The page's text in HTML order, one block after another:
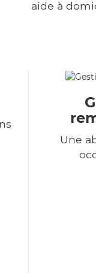
aide à
Une